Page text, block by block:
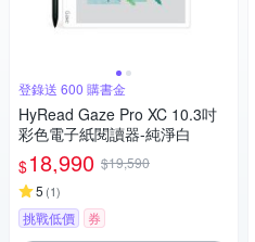
登錄送 600 購書金
HyRead Gaze Pro XC 10.3吋
彩色電子紙閱讀器-純淨白
$18,990 $19,590
5 (1)
挑戰低價 券